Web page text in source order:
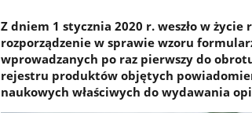
Z dniem 1 stycznia 2020 r. weszło w
rozporządzenie w sprawie wzoru
wprowadzanych po raz pierwszy do
rejestru produktów objętych
naukowych właściwych do wydawania